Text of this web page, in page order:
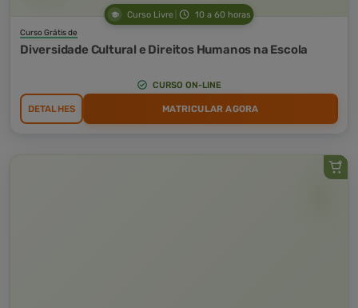
Curso Livre 10 a 60 horas
Curso Grátis de
Diversidade Cultural e Direitos Humanos na Escola
CURSO ON-LINE
DETALHES MATRICULAR AGORA